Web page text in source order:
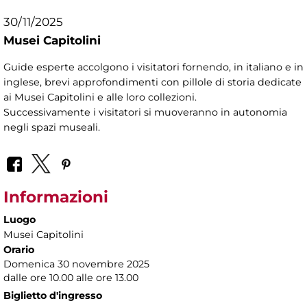
30/11/2025
Musei Capitolini
Guide esperte accolgono i visitatori fornendo, in italiano e in
inglese, brevi approfondimenti con pillole di storia dedicate
ai Musei Capitolini e alle loro collezioni.
Successivamente i visitatori si muoveranno in autonomia
negli spazi museali.
Informazioni
Luogo
Musei Capitolini
Orario
Domenica 30 novembre 2025
dalle ore 10.00 alle ore 13.00
Biglietto d'ingresso